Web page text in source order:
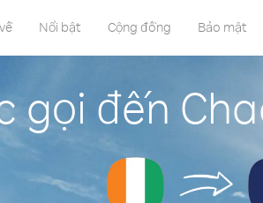
Nổi bật Cộng đồng Bảo mật
gọi đến